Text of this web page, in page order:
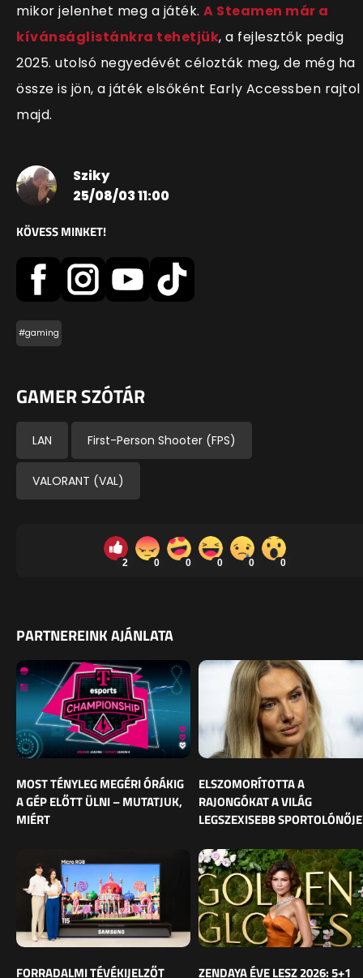
mikor jelenhet meg a játék. A Steamen már a
kívánságlistánkra tehetjük, a fejlesztők pedig
2025. utolsó negyedévét célozták meg, de még ha
össze is jön, a játék elsőként Early Accessben rajtol
majd.
Sziky
25/08/03 11:00
KÖVESS MINKET!
#gaming
GAMER SZÓTÁR
LAN First-Person Shooter (FPS)
VALORANT (VAL)
2 0 0 0 0 0
PARTNEREINK AJÁNLATA
MOST TÉNYLEG MEGÉRI ÓRÁKIG
A GÉP ELŐTT ÜLNI – MUTATJUK,
MIÉRT
ELSZOMORÍTOTTA A
RAJONGÓKAT A VILÁG
LEGSZEXISEBB SPORTOLÓNŐJE
FORRADALMI TÉVÉKIJELZŐT ZENDAYA ÉVE LESZ 2026: 5+1